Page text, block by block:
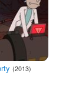
(2013)